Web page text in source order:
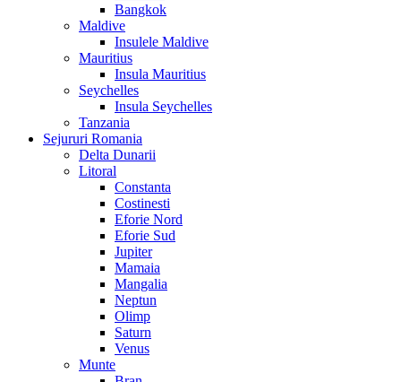
Bangkok
Maldive
Insulele Maldive
Mauritius
Insula Mauritius
Seychelles
Insula Seychelles
Tanzania
Sejururi Romania
Delta Dunarii
Litoral
Constanta
Costinesti
Eforie Nord
Eforie Sud
Jupiter
Mamaia
Mangalia
Neptun
Olimp
Saturn
Venus
Munte